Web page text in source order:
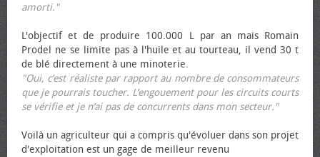
amorti."
L'objectif et de produire 100.000 L par an mais Romain
Prodel ne se limite pas à l'huile et au tourteau, il vend 30 t
de blé directement à une minoterie.
"Oui, c’est réaliste par rapport au nombre de consommateurs
que je pourrais toucher. L’engouement pour les circuits courts
se vérifie et je n’ai pas de concurrents dans mon secteur."
Voilà un agriculteur qui a compris qu'évoluer dans son projet
d'exploitation est un gage de meilleur revenu